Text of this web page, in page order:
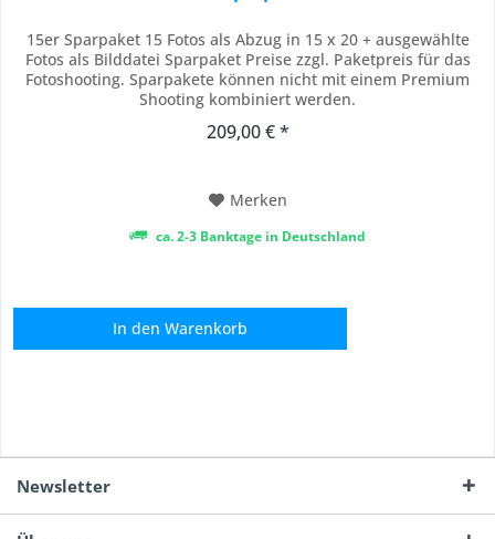
15er Sparpaket 15 Fotos als Abzug in 15 x 20 + ausgewählte
Fotos als Bilddatei Sparpaket Preise zzgl. Paketpreis für das
Fotoshooting. Sparpakete können nicht mit einem Premium
Shooting kombiniert werden.
209,00 € *
Merken
ca. 2-3 Banktage in Deutschland
In den Warenkorb
Newsletter